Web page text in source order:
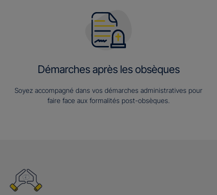
Démarches après les obsèques
Soyez accompagné dans vos démarches administratives pour
faire face aux formalités post-obsèques.